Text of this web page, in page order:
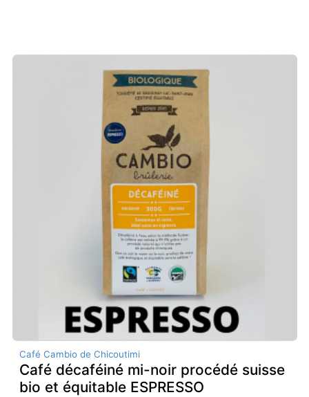
Café Cambio de Chicoutimi
Café décaféiné mi-noir procédé suisse
bio et équitable ESPRESSO